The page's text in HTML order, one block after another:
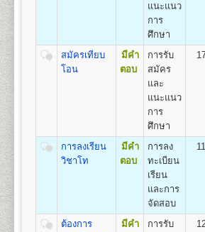
หลักสูตร 4 ปี จ
หน่วยกิต
ชื่อปริญญา
วิศวกรรมศาสตรบัณฑิต (วศ.
1.สาขาวิชาวิศวกรรมโยธา
2.สาขาวิชาวิศวกรรมอุตสาหการ
3.สาขาวิชาวิศวกรรมพลังงาน
4.สาขาวิชาวิศวกรรมคอมพิวเตอร์
5.สาขาวิชาวิศวกรรมสิ่งแวดล้อม
คณะศิลปกรรมศาสตร์
เปิดสอนระดับปริญญาตรี
หลักสูตร 4
สูตรการชำระเงินสำหรับผู้เข้า
กระบวนวิชา (PRE-DEGREE)
จำนวน
ค่า
ค่า
ธรรมเนียม
แรกเข้า
ศึกษา
ค่า
800
2 500 800
800
4 200 500 800
แนะแนว
การ
ศึกษา
สมัครเทียบ
โอน
มีคำ
ตอบ
การรับ
สมัคร
และ
แนะแนว
การ
ศึกษา
การลงเรียน
วิชาโท
มีคำ
ตอบ
การลง
ทะเบียน
เรียน
และการ
จัดสอบ
ต้องการ
มีคำ
การรับ